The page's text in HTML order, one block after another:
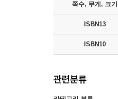
쪽수, 무게, 크기
ISBN13
ISBN10
관련분류